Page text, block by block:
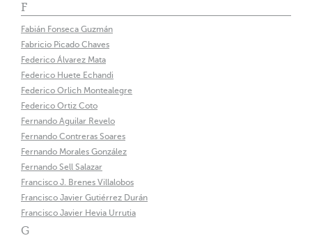
F
Fabián Fonseca Guzmán
Fabricio Picado Chaves
Federico Álvarez Mata
Federico Huete Echandi
Federico Orlich Montealegre
Federico Ortiz Coto
Fernando Aguilar Revelo
Fernando Contreras Soares
Fernando Morales González
Fernando Sell Salazar
Francisco J. Brenes Villalobos
Francisco Javier Gutiérrez Durán
Francisco Javier Hevia Urrutia
G